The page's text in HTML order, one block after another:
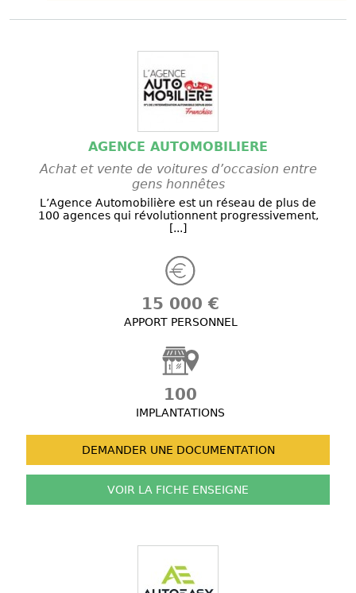
AGENCE AUTOMOBILIERE
Achat et vente de voitures d’occasion entre
gens honnêtes
L’Agence Automobilière est un réseau de plus de
100 agences qui révolutionnent progressivement,
[...]
15 000 €
APPORT PERSONNEL
100
IMPLANTATIONS
DEMANDER UNE DOCUMENTATION
VOIR LA FICHE ENSEIGNE